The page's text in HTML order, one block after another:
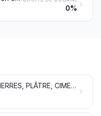
0%
OUVRAGES EN PIERRES, PLÂTRE, CIMENT, AMIANTE, MICA OU MATIÈRES ANALOGUES